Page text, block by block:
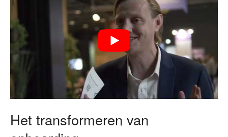
Het transformeren van